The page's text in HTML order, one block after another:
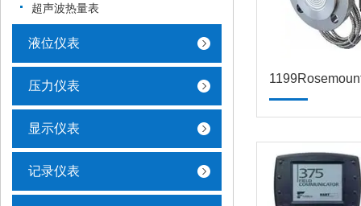
超声波热量表
液位仪表
压力仪表
显示仪表
记录仪表